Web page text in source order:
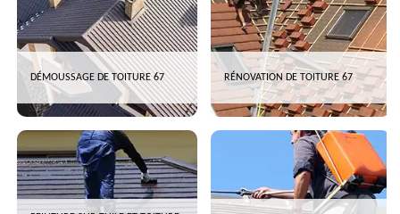
DÉMOUSSAGE DE TOITURE 67 RÉNOVATION DE TOITURE 67